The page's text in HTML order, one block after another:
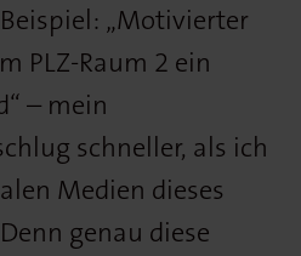
„Motivierter
PLZ-Raum 2 ein
– mein
schneller, als ich
Medien dieses
genau diese